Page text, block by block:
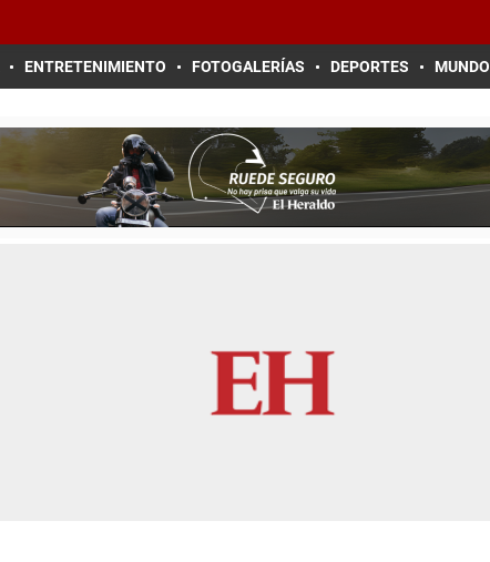
ENTRETENIMIENTO FOTOGALERÍAS DEPORTES MUNDO